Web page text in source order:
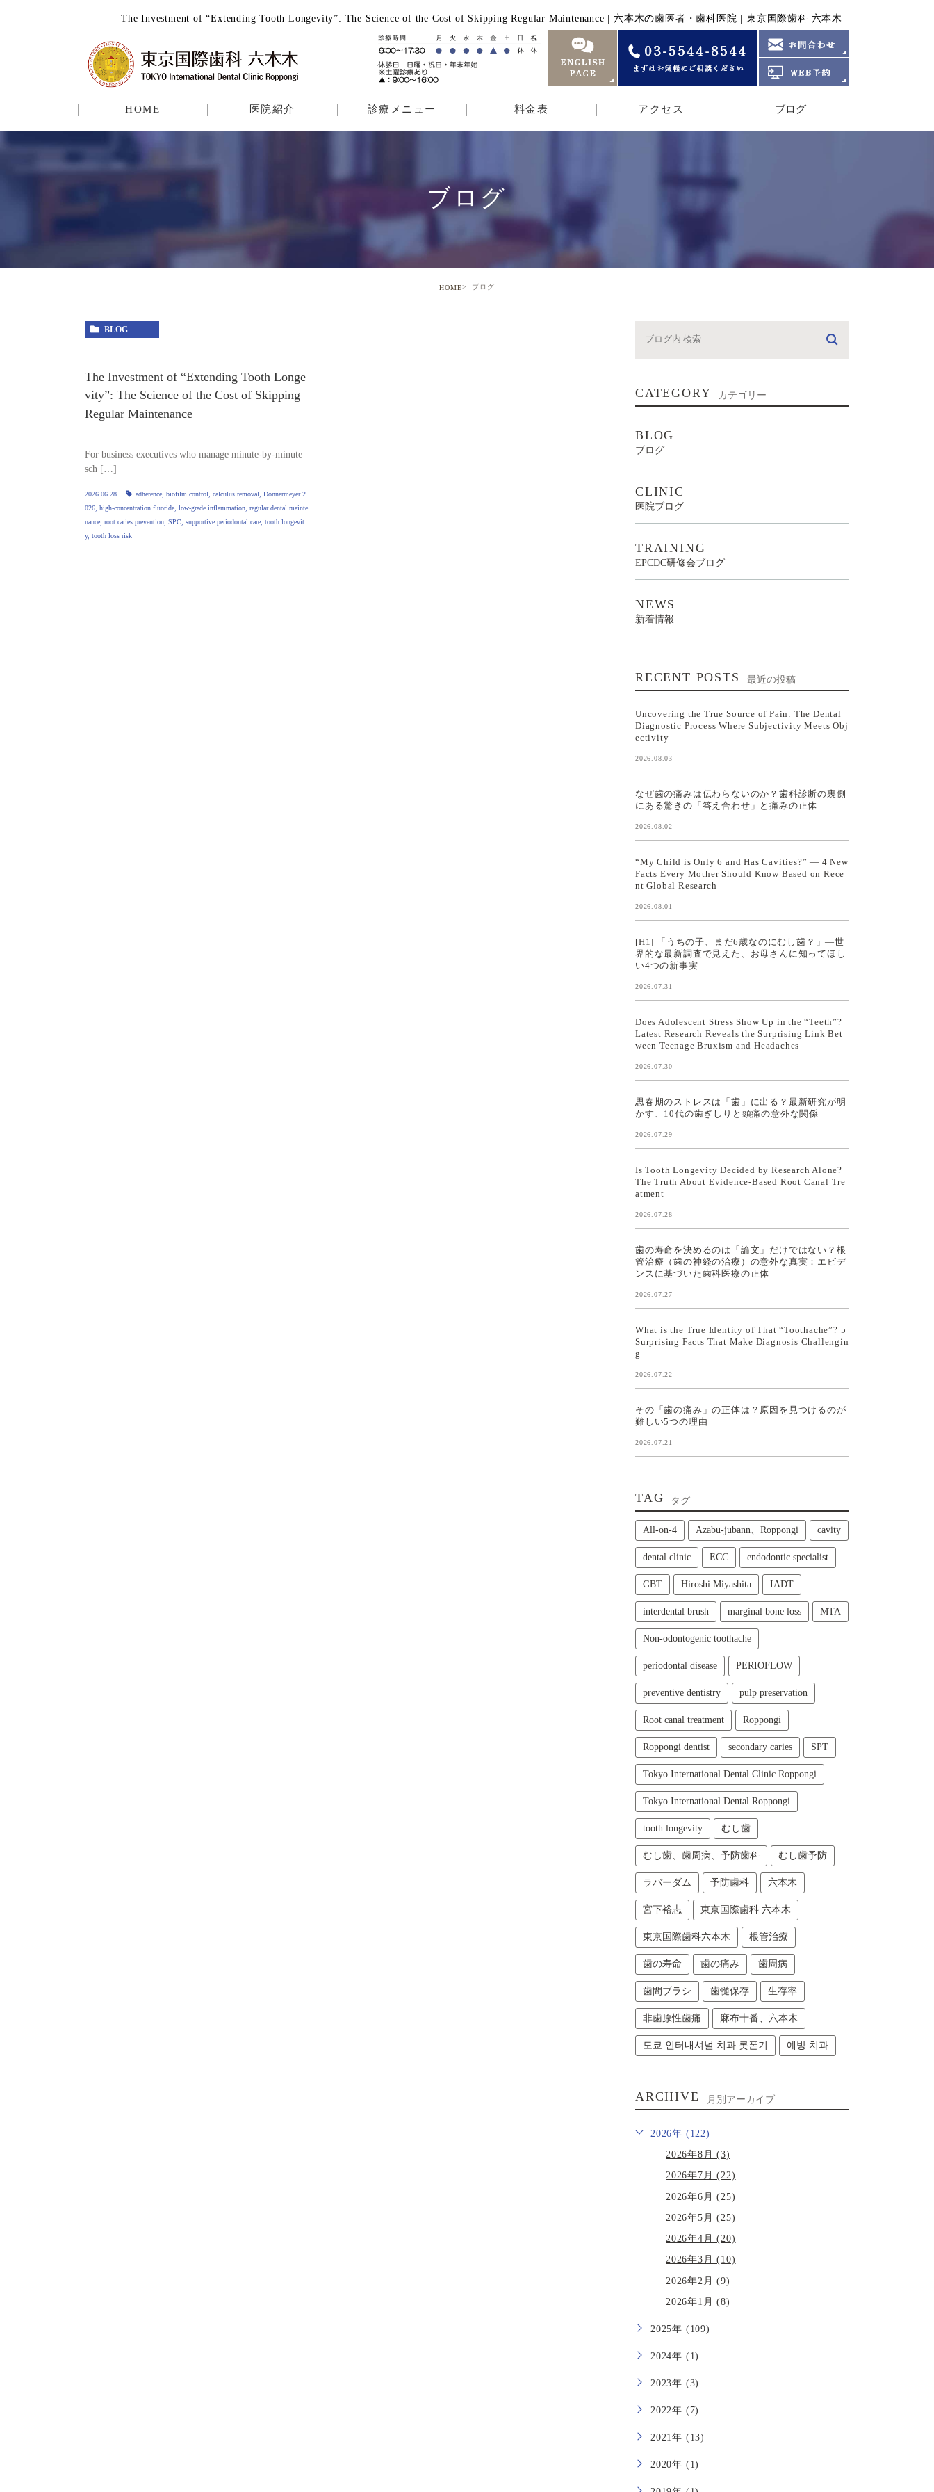
The Investment of “Extending Tooth Longevity”: The Science of the Cost of Skipping Regular Maintenance | 六本木の歯医者・歯科医院 | 東京国際歯科 六本木
HOME 医院紹介 診療メニュー 料金表 アクセス ブログ
ブログ
HOME ブログ
BLOG
The Investment of “Extending Tooth Longe
vity”: The Science of the Cost of Skipping
Regular Maintenance
For business executives who manage minute‑by‑minute
sch […]
2026.06.28 adherence biofilm control calculus removal
Donnermeyer 2
026 high‑concentration fluoride low‑grade inflammation regular dental mainte
nance root caries prevention SPC supportive periodontal care tooth longevit
y, tooth loss risk
CATEGORY カテゴリー
BLOG
ブログ
CLINIC
医院ブログ
TRAINING
EPCDC研修会ブログ
NEWS
新着情報
RECENT POSTS 最近の投稿
Uncovering the True Source of Pain: The Dental
Diagnostic Process Where Subjectivity Meets Obj
ectivity
2026.08.03
なぜ歯の痛みは伝わらないのか？歯科診断の裏側
にある驚きの「答え合わせ」と痛みの正体
2026.08.02
“My Child is Only 6 and Has Cavities?” — 4 New
Facts Every Mother Should Know Based on Rece
nt Global Research
2026.08.01
[H1] 「うちの子、まだ6歳なのにむし歯？」—世
界的な最新調査で見えた、お母さんに知ってほし
い4つの新事実
2026.07.31
Does Adolescent Stress Show Up in the “Teeth”?
Latest Research Reveals the Surprising Link Bet
ween Teenage Bruxism and Headaches
2026.07.30
思春期のストレスは「歯」に出る？最新研究が明
かす、10代の歯ぎしりと頭痛の意外な関係
2026.07.29
Is Tooth Longevity Decided by Research Alone?
The Truth About Evidence-Based Root Canal Tre
atment
2026.07.28
歯の寿命を決めるのは「論文」だけではない？根
管治療（歯の神経の治療）の意外な真実：エビデ
ンスに基づいた歯科医療の正体
2026.07.27
What is the True Identity of That “Toothache”? 5
Surprising Facts That Make Diagnosis Challengin
g
2026.07.22
その「歯の痛み」の正体は？原因を見つけるのが
難しい5つの理由
2026.07.21
TAG タグ
All‑on‑4 Azabu-jubann、Roppongi cavity
dental clinic ECC endodontic specialist
GBT Hiroshi Miyashita IADT
interdental brush marginal bone loss MTA
Non-odontogenic toothache
periodontal disease PERIOFLOW
preventive dentistry pulp preservation
Root canal treatment Roppongi
Roppongi dentist secondary caries SPT
Tokyo International Dental Clinic Roppongi
Tokyo International Dental Roppongi
tooth longevity むし歯
むし歯、歯周病、予防歯科 むし歯予防
ラバーダム 予防歯科 六本木
宮下裕志 東京国際歯科 六本木
東京国際歯科六本木 根管治療
歯の寿命 歯の痛み 歯周病
歯間ブラシ 歯髄保存 生存率
非歯原性歯痛 麻布十番、六本木
도쿄 인터내셔널 치과 롯폰기 예방 치과
ARCHIVE 月別アーカイブ
2026年 (122)
2026年8月 (3)
2026年7月 (22)
2026年6月 (25)
2026年5月 (25)
2026年4月 (20)
2026年3月 (10)
2026年2月 (9)
2026年1月 (8)
2025年 (109)
2024年 (1)
2023年 (3)
2022年 (7)
2021年 (13)
2020年 (1)